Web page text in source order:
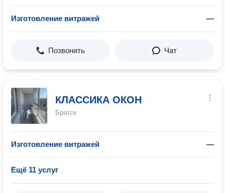
Изготовление витражей —
Позвонить Чат
КЛАССИКА ОКОН
Братск
Изготовление витражей —
Ещё 11 услуг